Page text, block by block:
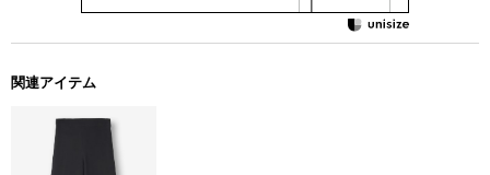
関連アイテム